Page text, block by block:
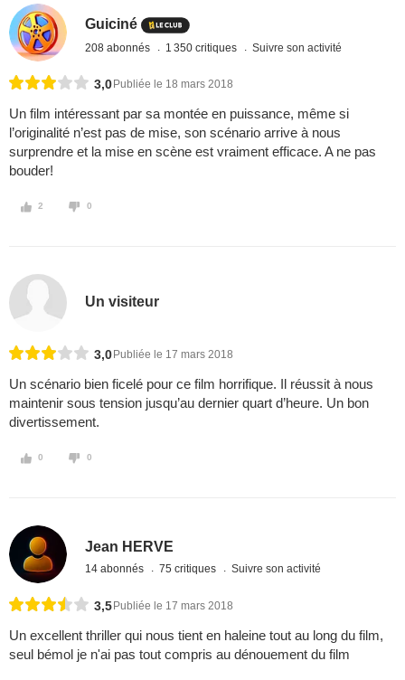
Guiciné
208 abonnés 1 350 critiques Suivre son activité
3,0 Publiée le 18 mars 2018
Un film intéressant par sa montée en puissance, même si
l’originalité n’est pas de mise, son scénario arrive à nous
surprendre et la mise en scène est vraiment efficace. A ne pas
bouder!
2 0
Un visiteur
3,0 Publiée le 17 mars 2018
Un scénario bien ficelé pour ce film horrifique. Il réussit à nous
maintenir sous tension jusqu’au dernier quart d’heure. Un bon
divertissement.
0 0
Jean HERVE
14 abonnés 75 critiques Suivre son activité
3,5 Publiée le 17 mars 2018
Un excellent thriller qui nous tient en haleine tout au long du film,
seul bémol je n'ai pas tout compris au dénouement du film